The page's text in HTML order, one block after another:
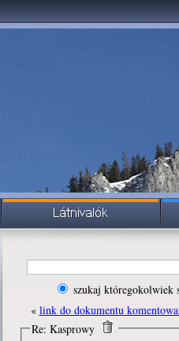
szukaj któregokolwiek
« link do dokumentu
Re: Kasprowy